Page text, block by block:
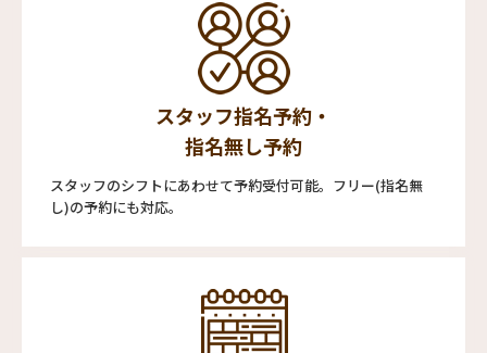
スタッフ指名予約・
指名無し予約
スタッフのシフトにあわせて予約受付可能。フリー(指名無
し)の予約にも対応。